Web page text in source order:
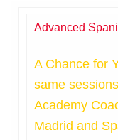
Advanced
A Chance for
same
Academy
Madrid and